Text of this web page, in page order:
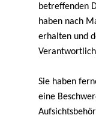
betreffenden
haben nach
erhalten und
Sie haben
eine